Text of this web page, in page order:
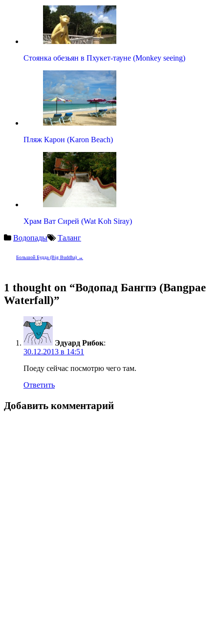
Стоянка обезьян в Пхукет-тауне (Monkey seeing)
Пляж Карон (Karon Beach)
Храм Ват Сирей (Wat Koh Siray)
Водопады
Таланг
Навигация
записям
Большой Будда (Big Buddha) →
1 thought on “Водопад Бангпэ (Bangpae
Waterfall)”
Эдуард Рибок:
30.12.2013 в 14:51
Поеду сейчас посмотрю чего там.
Ответить
Добавить комментарий